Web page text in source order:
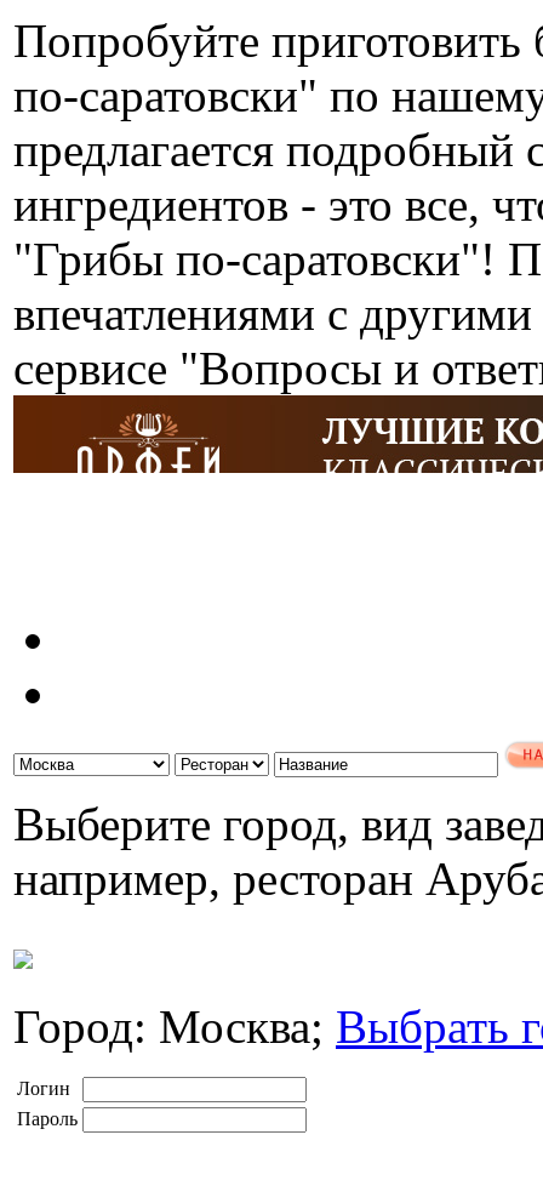
Попробуйте
по-саратовски" по
предлагается подробный
ингредиентов - это все,
"Грибы по-саратовски"!
впечатлениями с
сервисе "Вопросы и
Выберите город, вид
например, ресторан
Город: Москва; Выбрать
Логин
Пароль